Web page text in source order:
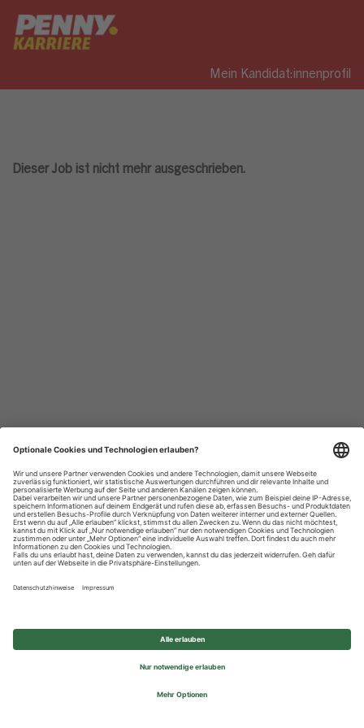
Mein Kandidat:innenprofil
Dieser Job ist nicht mehr ausgeschrieben.
Datenschutzhinweise
Impressum
Privatsphäre-Einstellungen
© 2026 REWE Group - All rights reserved